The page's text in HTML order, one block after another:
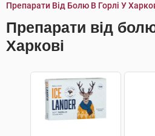
Препарати Від Болю В Горлі У
Препарати від
Харкові